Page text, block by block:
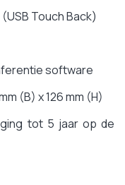
Touch Back)
software
(B) x 126 mm (H)
tot 5 jaar op de